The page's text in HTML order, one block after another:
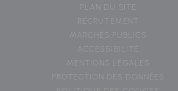
PLAN DU SITE
RECRUTEMENT
MARCHÉS PUBLICS
ACCESSIBILITÉ
MENTIONS LÉGALES